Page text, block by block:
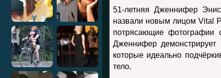
51-летняя Дженнифер
назвали новым лицом Vital
потрясающие фотографии
Дженнифер демонстрирует
которые идеально
тело.